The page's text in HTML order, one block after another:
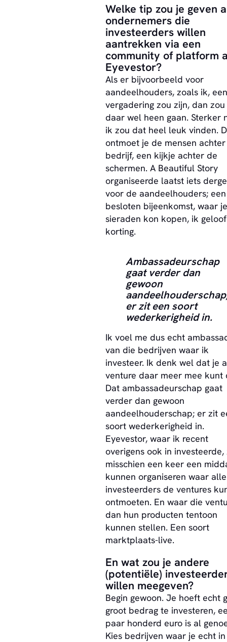
Welke tip zou je geven
ondernemers die
investeerders willen
aantrekken via een
community of platform
Eyevestor?
Als er bijvoorbeeld voor
aandeelhouders, zoals ik, een
vergadering zou zijn, dan
daar wel heen gaan. Sterker
ik zou dat heel leuk vinden.
ontmoet je de mensen
bedrijf, een kijkje achter de
schermen. A Beautiful Story
organiseerde laatst iets
voor de aandeelhouders; een
besloten bijeenkomst, waar
sieraden kon kopen, ik
korting.
Ambassadeurschap
gaat verder dan
gewoon
er zit een soort
wederkerigheid in.
Ik voel me dus echt
van die bedrijven waar ik
investeer. Ik denk wel dat je
venture daar meer mee kunt
Dat ambassadeurschap gaat
verder dan gewoon
aandeelhouderschap; er zit
soort wederkerigheid in.
Eyevestor, waar ik recent
overigens ook in investeerde,
misschien een keer een
kunnen organiseren waar alle
investeerders de ventures
ontmoeten. En waar die
dan hun producten tentoon
kunnen stellen. Een soort
marktplaats-live.
En wat zou je andere
(potentiële)
willen meegeven?
Begin gewoon. Je hoeft echt
groot bedrag te investeren,
paar honderd euro is al
Kies bedrijven waar je echt in